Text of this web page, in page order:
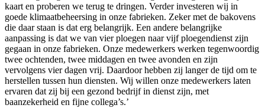
kaart en proberen we terug te dringen. Verder investeren wij in
goede klimaatbeheersing in onze fabrieken. Zeker met de bakovens
die daar staan is dat erg belangrijk. Een andere belangrijke
aanpassing is dat we van vier ploegen naar vijf ploegendienst zijn
gegaan in onze fabrieken. Onze medewerkers werken tegenwoordig
twee ochtenden, twee middagen en twee avonden en zijn
vervolgens vier dagen vrij. Daardoor hebben zij langer de tijd om te
herstellen tussen hun diensten. Wij willen onze medewerkers laten
ervaren dat zij bij een gezond bedrijf in dienst zijn, met
baanzekerheid en fijne collega’s.’